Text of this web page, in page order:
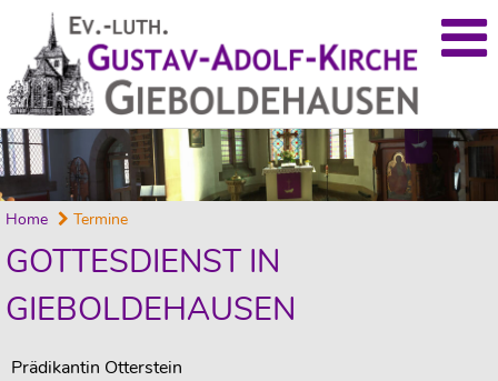
Home Termine
GOTTESDIENST IN
GIEBOLDEHAUSEN
Prädikantin Otterstein